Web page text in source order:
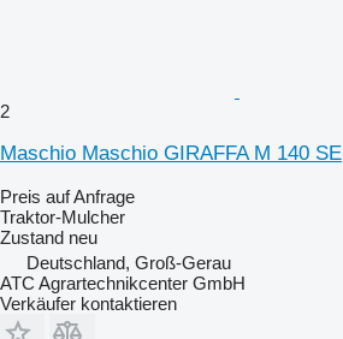
2
Maschio Maschio GIRAFFA M 140 SE
Preis auf Anfrage
Traktor-Mulcher
Zustand neu
Deutschland, Groß-Gerau
ATC Agrartechnikcenter GmbH
Verkäufer kontaktieren